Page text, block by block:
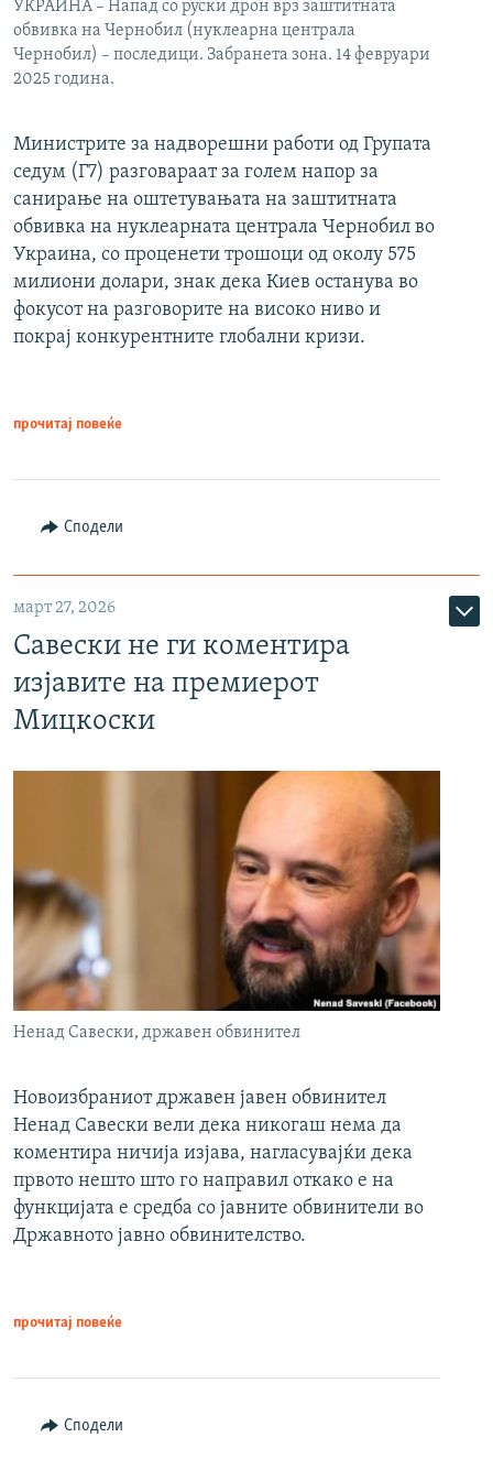
УКРАИНА – Напад со руски дрон врз заштитната
обвивка на Чернобил (нуклеарна централа
Чернобил) – последици. Забранета зона. 14 февруари
2025 година.
Министрите за надворешни работи од Групата
седум (Г7) разговараат за голем напор за
санирање на оштетувањата на заштитната
обвивка на нуклеарната централа Чернобил во
Украина, со проценети трошоци од околу 575
милиони долари, знак дека Киев останува во
фокусот на разговорите на високо ниво и
покрај конкурентните глобални кризи.
прочитај повеќе
Сподели
март 27, 2026
Савески не ги коментира
изјавите на премиерот
Мицкоски
Ненад Савески, државен обвинител
Новоизбраниот државен јавен обвинител
Ненад Савески вели дека никогаш нема да
коментира ничија изјава, нагласувајќи дека
првото нешто што го направил откако е на
функцијата е средба со јавните обвинители во
Државното јавно обвинителство.
прочитај повеќе
Сподели